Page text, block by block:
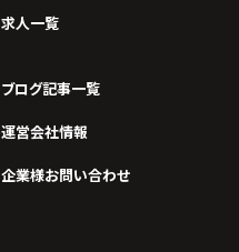
求人一覧
ブログ記事一覧
運営会社情報
企業様お問い合わせ